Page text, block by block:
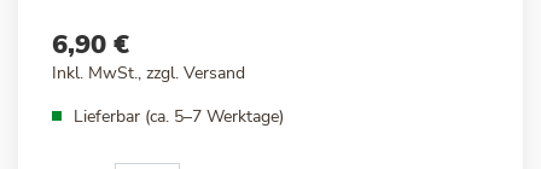
6,90 €
Inkl. MwSt., zzgl. Versand
Lieferbar (ca. 5–7 Werktage)